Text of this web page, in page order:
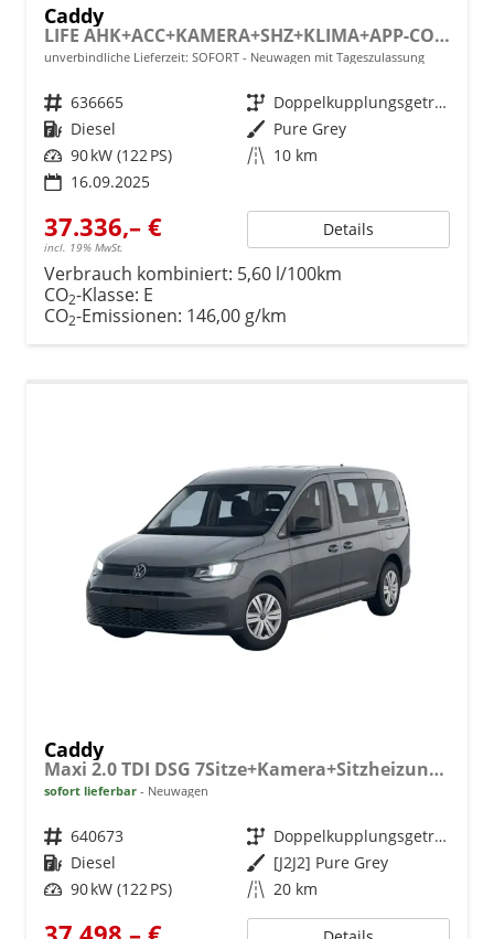
Caddy
LIFE AHK+ACC+KAMERA+SHZ+KLIMA+APP-CONNECT
unverbindliche Lieferzeit: SOFORT Neuwagen mit Tageszulassung
Fahrzeugnr. 636665 Getriebe
Doppelkupplungsgetriebe (DSG)
Kraftstoff Diesel Außenfarbe Pure Grey
Leistung 90 kW (122 PS) Kilometerstand 10 km
16.09.2025
37.336,– €
incl. 19% MwSt.
Details
Verbrauch kombiniert: 5,60 l/100km
CO2-Klasse: E
CO2-Emissionen: 146,00 g/km
Caddy
Maxi 2.0 TDI DSG 7Sitze+Kamera+Sitzheizung+PDC vo+hi+ACC+Climatronic
sofort lieferbar Neuwagen
Fahrzeugnr. 640673 Getriebe
Doppelkupplungsgetriebe (DSG)
Kraftstoff Diesel Außenfarbe [J2J2] Pure Grey
Leistung 90 kW (122 PS) Kilometerstand 20 km